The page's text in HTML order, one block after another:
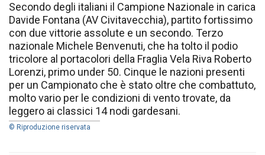
Secondo degli italiani il Campione Nazionale in carica
Davide Fontana (AV Civitavecchia), partito fortissimo
con due vittorie assolute e un secondo. Terzo
nazionale Michele Benvenuti, che ha tolto il podio
tricolore al portacolori della Fraglia Vela Riva Roberto
Lorenzi, primo under 50. Cinque le nazioni presenti
per un Campionato che è stato oltre che combattuto,
molto vario per le condizioni di vento trovate, da
leggero ai classici 14 nodi gardesani.
© Riproduzione riservata